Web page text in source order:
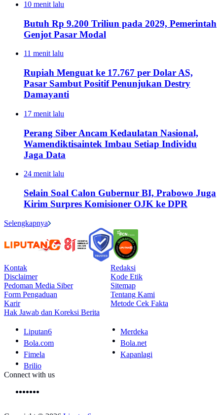
10 menit lalu
Butuh Rp 9.200 Triliun pada 2029, Pemerintah
Genjot Pasar Modal
11 menit lalu
Rupiah Menguat ke 17.767 per Dolar AS,
Pasar Sambut Positif Penunjukan Destry
Damayanti
17 menit lalu
Perang Siber Ancam Kedaulatan Nasional,
Wamendiktisaintek Imbau Setiap Individu
Jaga Data
24 menit lalu
Selain Soal Calon Gubernur BI, Prabowo Juga
Kirim Surpres Komisioner OJK ke DPR
Selengkapnya
Kontak
Redaksi
Disclaimer
Kode Etik
Pedoman Media Siber
Sitemap
Form Pengaduan
Tentang Kami
Karir
Metode Cek Fakta
Hak Jawab dan Koreksi Berita
Liputan6
Merdeka
Bola.com
Bola.net
Fimela
Kapanlagi
Brilio
Connect with us